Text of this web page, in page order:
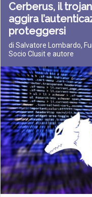
Cerberus, il
aggira
proteggersi
di Salvatore Lombardo,
Socio Clusit e autore